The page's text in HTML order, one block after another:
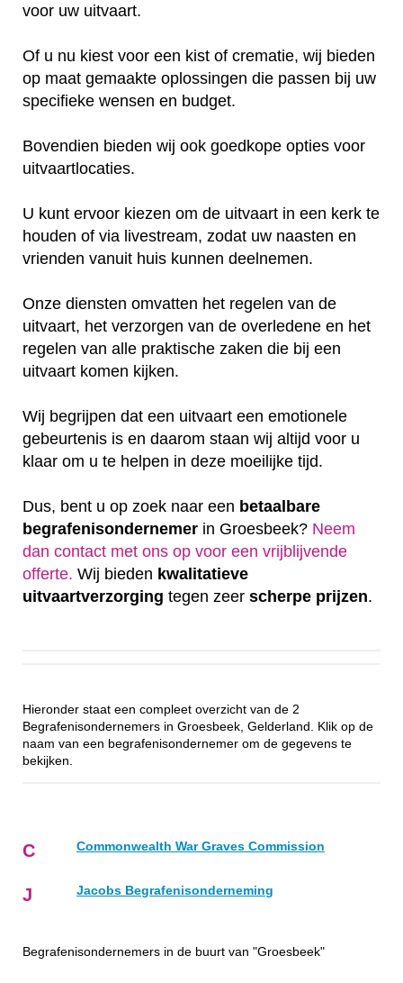
voor uw uitvaart.
Of u nu kiest voor een kist of crematie, wij bieden
op maat gemaakte oplossingen die passen bij uw
specifieke wensen en budget.
Bovendien bieden wij ook goedkope opties voor
uitvaartlocaties.
U kunt ervoor kiezen om de uitvaart in een kerk te
houden of via livestream, zodat uw naasten en
vrienden vanuit huis kunnen deelnemen.
Onze diensten omvatten het regelen van de
uitvaart, het verzorgen van de overledene en het
regelen van alle praktische zaken die bij een
uitvaart komen kijken.
Wij begrijpen dat een uitvaart een emotionele
gebeurtenis is en daarom staan wij altijd voor u
klaar om u te helpen in deze moeilijke tijd.
Dus, bent u op zoek naar een betaalbare
begrafenisondernemer in Groesbeek? Neem
dan contact met ons op voor een vrijblijvende
offerte‎. Wij bieden kwalitatieve
uitvaartverzorging tegen zeer scherpe prijzen.
Hieronder staat een compleet overzicht van de 2
Begrafenisondernemers in Groesbeek, Gelderland. Klik op de
naam van een begrafenisondernemer om de gegevens te
bekijken.
C Commonwealth War Graves Commission
J Jacobs Begrafenisonderneming
Begrafenisondernemers in de buurt van "Groesbeek"